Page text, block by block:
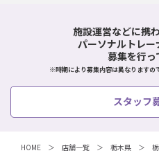
施設運営などに携
パーソナルトレ
募集を行っ
※時期により募集内容は異なりますの
スタッフ
HOME 店舗一覧 栃木県